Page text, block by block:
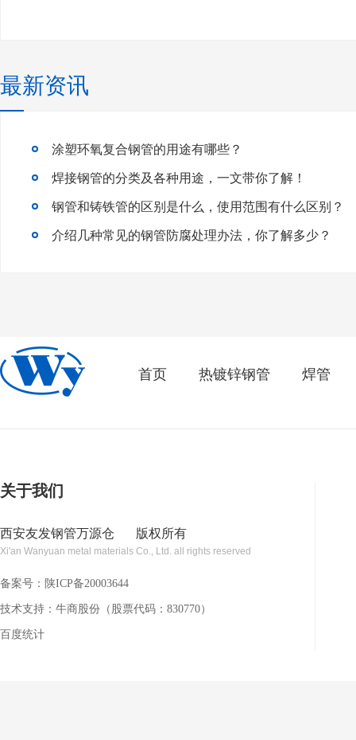
最新资讯
涂塑环氧复合钢管的用途有哪些？
焊接钢管的分类及各种用途，一文带你了解！
钢管和铸铁管的区别是什么，使用范围有什么区别？
介绍几种常见的钢管防腐处理办法，你了解多少？
首页 热镀锌钢管 焊管
关于我们
西安友发钢管万源仓 版权所有
Xi'an Wanyuan metal materials Co., Ltd. all rights reserved
备案号： 陕ICP备20003644
技术支持：牛商股份（股票代码：830770）
百度统计